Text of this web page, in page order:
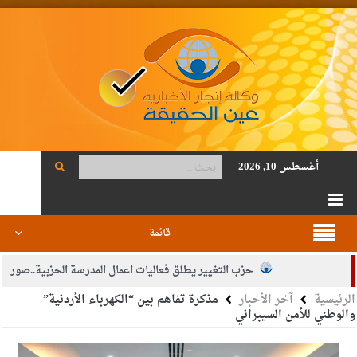
أغسطس 10, 2026
قائمة
حزب التغيير يطلق فعاليات اعمال المدرسة الحزبية..صور
الجيش يفتح باب التجنيد لحملة البكالوريوس في الحقوق والقانون
بيان اجتماع عمّان:دعم الوصاية الهاشمية التاريخية على المقدسات
الرئيسية آخر الأخبار مذكرة تفاهم بين “الكهرباء الأردنية”
والوطني للأمن السيبراني